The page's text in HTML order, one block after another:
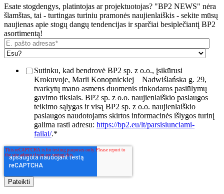
Esate stogdengys, platintojas ar projektuotojas? "BP2 NEWS" nėra
šlamštas, tai - turtingas turiniu pramonės naujienlaiškis - sekite mūsų
naujienas apie stogų dangų tendencijas ir sparčiai besiplečiantį BP2
asortimentą!
Sutinku, kad bendrovė BP2 sp. z o.o., įsikūrusi
Krokuvoje, Marii Konopnickiej
Nadwiślańska g. 29,
tvarkytų mano asmens duomenis rinkodaros pasiūlymų
gavimo tikslais. BP2 sp. z o.o. naujienlaiškio paslaugos
teikimo sąlygas ir visą BP2 sp. z o.o. naujienlaiškio
paslaugos naudotojams skirtos informacinės išlygos turinį
galima rasti adresu: https://bp2.eu/lt/parsisiunciami-
failai/.*